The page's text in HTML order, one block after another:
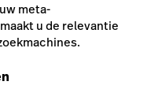
meta-
u de relevantie